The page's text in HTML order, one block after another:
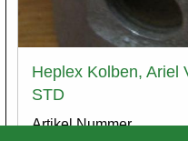
Heplex Kolben, Ariel
STD
Artikel Nummer